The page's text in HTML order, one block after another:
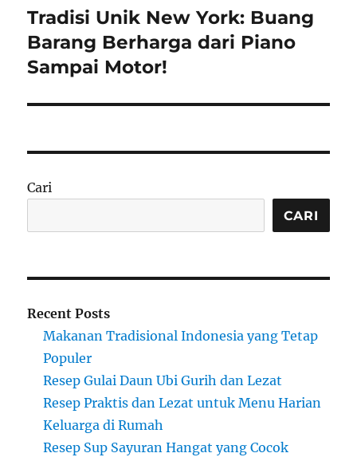
Next
post:
Tradisi Unik New York: Buang
Barang Berharga dari Piano
Sampai Motor!
Cari
CARI
Recent Posts
Makanan Tradisional Indonesia yang Tetap
Populer
Resep Gulai Daun Ubi Gurih dan Lezat
Resep Praktis dan Lezat untuk Menu Harian
Keluarga di Rumah
Resep Sup Sayuran Hangat yang Cocok